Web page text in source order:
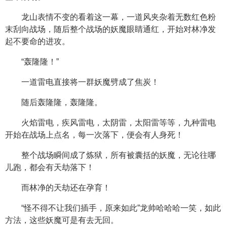
龙山表情不变的看着这一幕，一道风夹杂着无数红色粉
末刮向战场，随后整个战场的妖魔眼睛通红，开始对林净发
起不要命的进攻。
“轰隆隆！”
一道雷电直接将一群妖魔劈成了焦炭！
随后轰隆隆，轰隆隆。
火焰雷电，疾风雷电，太阴雷，太阳雷等等，九种雷电
开始在战场上点名，每一次落下，便会有人身死！
整个战场瞬间成了炼狱，所有被囊括的妖魔，无论往哪
儿跑，都会有天劫落下！
而林净的天劫还在孕育！
“怪不得不让我们插手，原来如此”龙帅哈哈哈一笑，如此
方法，这些妖魔可是有去无回。